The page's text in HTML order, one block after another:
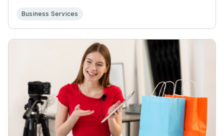
Business Services